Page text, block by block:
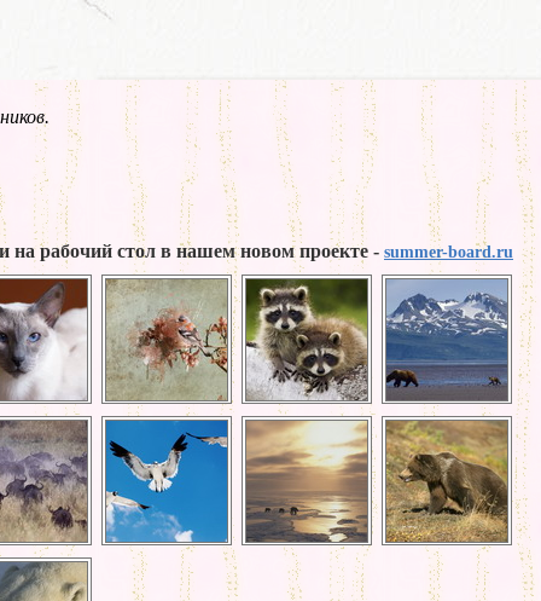
на рабочий стол в нашем новом проекте - summer-board.ru